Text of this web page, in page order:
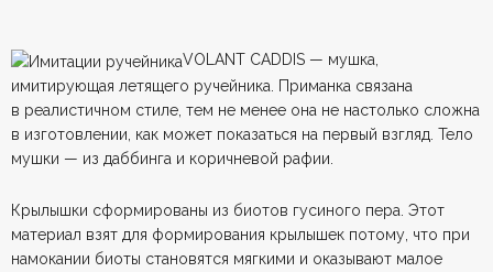
VOLANT CADDIS — мушка,
имитирующая летящего ручейника. Приманка связана
в реалистичном стиле, тем не менее она не настолько сложна
в изготовлении, как может показаться на первый взгляд. Тело
мушки — из даббинга и коричневой рафии.
Крылышки сформированы из биотов гусиного пера. Этот
материал взят для формирования крылышек потому, что при
намокании биоты становятся мягкими и оказывают малое